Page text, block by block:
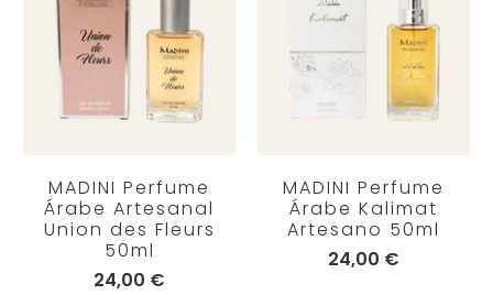
MADINI Perfume
Árabe Artesanal
Union des Fleurs
50ml
24,00 €
MADINI Perfume
Árabe Kalimat
Artesano 50ml
24,00 €